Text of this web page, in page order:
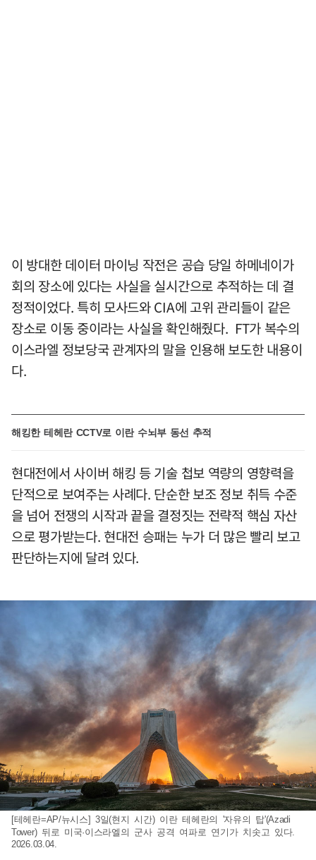
이 방대한 데이터 마이닝 작전은 공습 당일 하메네이가
회의 장소에 있다는 사실을 실시간으로 추적하는 데 결
정적이었다. 특히 모사드와 CIA에 고위 관리들이 같은
장소로 이동 중이라는 사실을 확인해줬다. FT가 복수의
이스라엘 정보당국 관계자의 말을 인용해 보도한 내용이
다.
해킹한 테헤란 CCTV로 이란 수뇌부 동선 추적
현대전에서 사이버 해킹 등 기술 첩보 역량의 영향력을
단적으로 보여주는 사례다. 단순한 보조 정보 취득 수준
을 넘어 전쟁의 시작과 끝을 결정짓는 전략적 핵심 자산
으로 평가받는다. 현대전 승패는 누가 더 많은 빨리 보고
판단하는지에 달려 있다.
[테헤란=AP/뉴시스] 3일(현지 시간) 이란 테헤란의 '자유의 탑'(Azadi
Tower) 뒤로 미국·이스라엘의 군사 공격 여파로 연기가 치솟고 있다.
2026.03.04.